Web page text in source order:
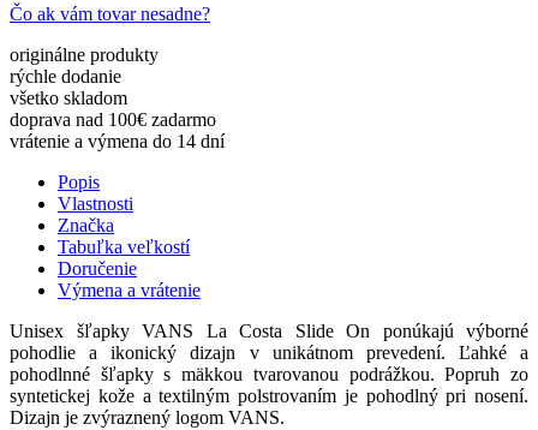
Čo ak vám tovar nesadne?
originálne produkty
rýchle dodanie
všetko skladom
doprava nad 100€ zadarmo
vrátenie a výmena do 14 dní
Popis
Vlastnosti
Značka
Tabuľka veľkostí
Doručenie
Výmena a vrátenie
Unisex šľapky VANS La Costa Slide On ponúkajú výborné
pohodlie a ikonický dizajn v unikátnom prevedení. Ľahké a
pohodlnné šľapky s mäkkou tvarovanou podrážkou. Popruh zo
syntetickej kože a textilným polstrovaním je pohodlný pri nosení.
Dizajn je zvýraznený logom VANS.